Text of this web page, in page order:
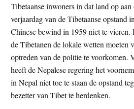
e
s
i
t
e
Tibetaanse inwoners in dat land op
verjaardag van de Tibetaanse opstand
Chinese bewind in 1959 niet te vieren.
de Tibetanen de lokale wetten moeten
optreden van de politie te voorkomen.
heeft de Nepalese regering het
in Nepal niet toe te staan de opstand
bezetter van Tibet te herdenken.